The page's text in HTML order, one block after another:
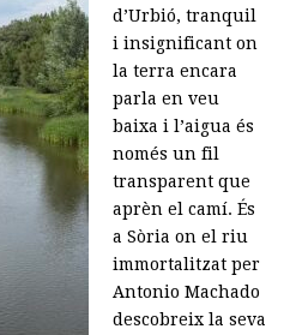
d’Urbió, tranquil
i insignificant on
la terra encara
parla en veu
baixa i l’aigua és
només un fil
transparent que
aprèn el camí. És
a Sòria on el riu
immortalitzat per
Antonio Machado
descobreix la seva